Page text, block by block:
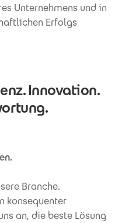
Unternehmens und in
Erfolgs
Innovation.
Branche.
konsequenter
an, die beste Lösung